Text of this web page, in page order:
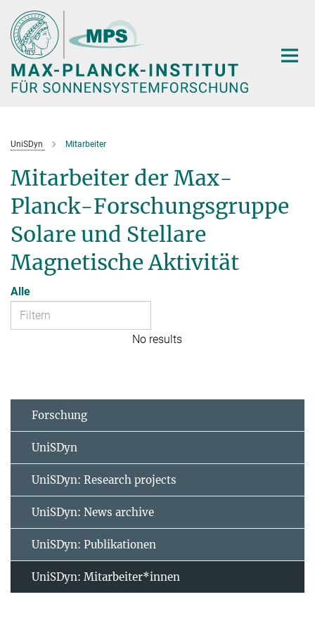
Hauptinhalt
UniSDyn Mitarbeiter
Mitarbeiter der Max-
Planck-Forschungsgruppe
Solare und Stellare
Magnetische Aktivität
Alle
No results
Forschung
UniSDyn
UniSDyn: Research projects
UniSDyn: News archive
UniSDyn: Publikationen
UniSDyn: Mitarbeiter*innen